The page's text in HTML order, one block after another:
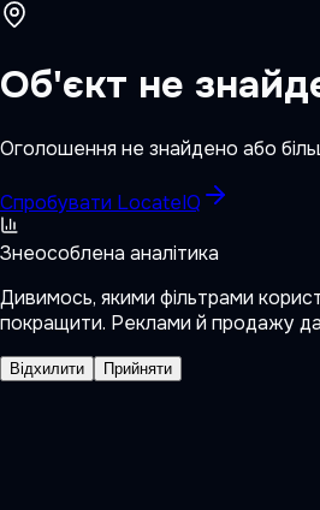
Об'єкт не
Оголошення не знайдено або
Спробувати LocateIQ
Знеособлена аналітика
Дивимось, якими фільтрами
покращити. Реклами й продажу
Відхилити Прийняти